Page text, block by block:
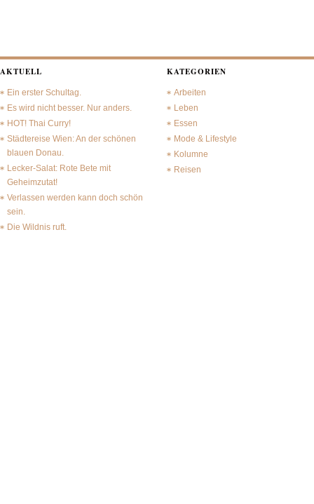
AKTUELL
Ein erster Schultag.
Es wird nicht besser. Nur anders.
HOT! Thai Curry!
Städtereise Wien: An der schönen
blauen Donau.
Lecker-Salat: Rote Bete mit
Geheimzutat!
Verlassen werden kann doch schön
sein.
Die Wildnis ruft.
KATEGORIEN
Arbeiten
Leben
Essen
Mode & Lifestyle
Kolumne
Reisen